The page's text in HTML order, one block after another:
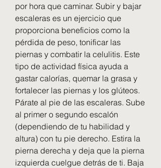
por hora que caminar. Subir y bajar
escaleras es un ejercicio que
proporciona beneficios como la
pérdida de peso, tonificar las
piernas y combatir la celulitis. Este
tipo de actividad física ayuda a
gastar calorías, quemar la grasa y
fortalecer las piernas y los glúteos.
Párate al pie de las escaleras. Sube
al primer o segundo escalón
(dependiendo de tu habilidad y
altura) con tu pie derecho. Estira la
pierna derecha y deja que la pierna
izquierda cuelgue detrás de ti. Baja